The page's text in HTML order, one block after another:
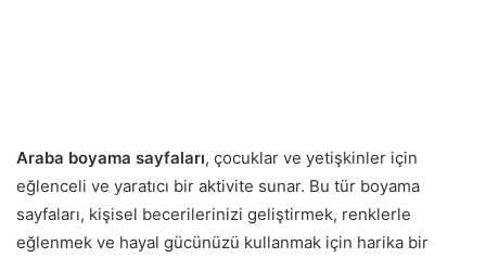
Araba boyama sayfaları, çocuklar ve yetişkinler için
eğlenceli ve yaratıcı bir aktivite sunar. Bu tür boyama
sayfaları, kişisel becerilerinizi geliştirmek, renklerle
eğlenmek ve hayal gücünüzü kullanmak için harika bir